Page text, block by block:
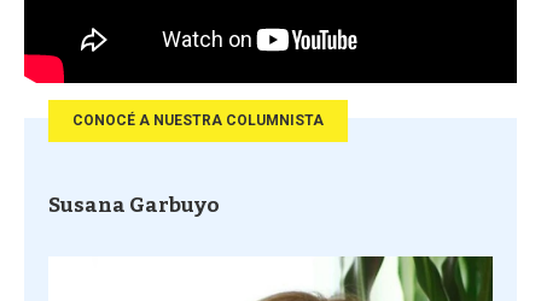
CONOCÉ A NUESTRA COLUMNISTA
Susana Garbuyo